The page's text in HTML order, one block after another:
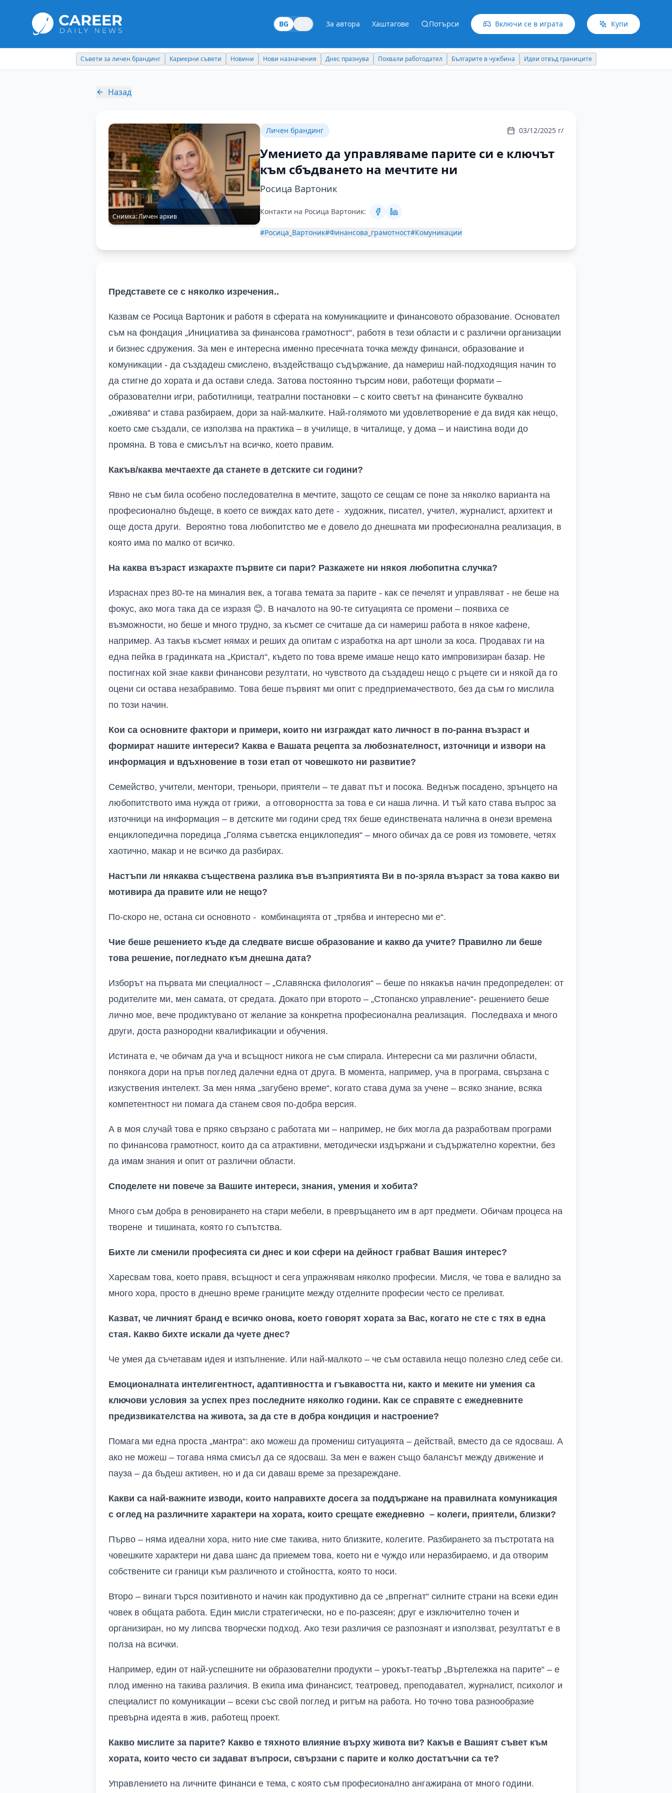
BG За автора Хаштагове Потърси Включи се в играта Купи
Съвети за личен брандинг Кариерни съвети Новини Нови назначения Днес празнува Похвали работодател Българите в чужбина Идеи отвъд границите
Назад
Снимка:Личен архив
Личен брандинг 03/12/2025 г/
Умението да управляваме парите си е ключът
към сбъдването на мечтите ни
Росица Вартоник
Контакти на Росица Вартоник:
#Росица_Вартоник#Финансова_грамотност#Комуникации
Представете се с няколко изречения..
Казвам се Росица Вартоник и работя в сферата на комуникациите и финансовото образование. Основател
съм на фондация „Инициатива за финансова грамотност“, работя в тези области и с различни организации
и бизнес сдружения. За мен е интересна именно пресечната точка между финанси, образование и
комуникации - да създадеш смислено, въздействащо съдържание, да намериш най-подходящия начин то
да стигне до хората и да остави следа. Затова постоянно търсим нови, работещи формати –
образователни игри, работилници, театрални постановки – с които светът на финансите буквално
„оживява“ и става разбираем, дори за най-малките. Най-голямото ми удовлетворение е да видя как нещо,
което сме създали, се използва на практика – в училище, в читалище, у дома – и наистина води до
промяна. В това е смисълът на всичко, което правим.
Какъв/каква мечтаехте да станете в детските си години?
Явно не съм била особено последователна в мечтите, защото се сещам се поне за няколко варианта на
професионално бъдеще, в което се виждах като дете - художник, писател, учител, журналист, архитект и
още доста други. Вероятно това любопитство ме е довело до днешната ми професионална реализация, в
която има по малко от всичко.
На каква възраст изкарахте първите си пари? Разкажете ни някоя любопитна случка?
Израснах през 80-те на миналия век, а тогава темата за парите - как се печелят и управляват - не беше на
фокус, ако мога така да се изразя 😊. В началото на 90-те ситуацията се промени – появиха се
възможности, но беше и много трудно, за късмет се считаше да си намериш работа в някое кафене,
например. Аз такъв късмет нямах и реших да опитам с изработка на арт шноли за коса. Продавах ги на
една пейка в градинката на „Кристал“, където по това време имаше нещо като импровизиран базар. Не
постигнах кой знае какви финансови резултати, но чувството да създадеш нещо с ръцете си и някой да го
оцени си остава незабравимо. Това беше първият ми опит с предприемачеството, без да съм го мислила
по този начин.
Кои са основните фактори и примери, които ни изграждат като личност в по-ранна възраст и
формират нашите интереси? Каква е Вашата рецепта за любознателност, източници и извори на
информация и вдъхновение в този етап от човешкото ни развитие?
Семейство, учители, ментори, треньори, приятели – те дават път и посока. Веднъж посадено, зрънцето на
любопитството има нужда от грижи, а отговорността за това е си наша лична. И тъй като става въпрос за
източници на информация – в детските ми години сред тях беше единствената налична в онези времена
енциклопедична поредица „Голяма съветска енциклопедия“ – много обичах да се ровя из томовете, четях
хаотично, макар и не всичко да разбирах.
Настъпи ли някаква съществена разлика във възприятията Ви в по-зряла възраст за това какво ви
мотивира да правите или не нещо?
По-скоро не, остана си основното - комбинацията от „трябва и интересно ми е“.
Чие беше решението къде да следвате висше образование и какво да учите? Правилно ли беше
това решение, погледнато към днешна дата?
Изборът на първата ми специалност – „Славянска филология“ – беше по някакъв начин предопределен: от
родителите ми, мен самата, от средата. Докато при второто – „Стопанско управление“- решението беше
лично мое, вече продиктувано от желание за конкретна професионална реализация. Последваха и много
други, доста разнородни квалификации и обучения.
Истината е, че обичам да уча и всъщност никога не съм спирала. Интересни са ми различни области,
понякога дори на пръв поглед далечни една от друга. В момента, например, уча в програма, свързана с
изкуствения интелект. За мен няма „загубено време“, когато става дума за учене – всяко знание, всяка
компетентност ни помага да станем своя по-добра версия.
А в моя случай това е пряко свързано с работата ми – например, не бих могла да разработвам програми
по финансова грамотност, които да са атрактивни, методически издържани и съдържателно коректни, без
да имам знания и опит от различни области.
Споделете ни повече за Вашите интереси, знания, умения и хобита?
Много съм добра в реновирането на стари мебели, в превръщането им в арт предмети. Обичам процеса на
творене и тишината, която го съпътства.
Бихте ли сменили професията си днес и кои сфери на дейност грабват Вашия интерес?
Харесвам това, което правя, всъщност и сега упражнявам няколко професии. Мисля, че това е валидно за
много хора, просто в днешно време границите между отделните професии често се преливат.
Казват, че личният бранд е всичко онова, което говорят хората за Вас, когато не сте с тях в една
стая. Какво бихте искали да чуете днес?
Че умея да съчетавам идея и изпълнение. Или най-малкото – че съм оставила нещо полезно след себе си.
Емоционалната интелигентност, адаптивността и гъвкавостта ни, както и меките ни умения са
ключови условия за успех през последните няколко години. Как се справяте с ежедневните
предизвикателства на живота, за да сте в добра кондиция и настроение?
Помага ми една проста „мантра“: ако можеш да промениш ситуацията – действай, вместо да се ядосваш. А
ако не можеш – тогава няма смисъл да се ядосваш. За мен е важен също балансът между движение и
пауза – да бъдеш активен, но и да си даваш време за презареждане.
Какви са най-важните изводи, които направихте досега за поддържане на правилната комуникация
с оглед на различните характери на хората, които срещате ежедневно – колеги, приятели, близки?
Първо – няма идеални хора, нито ние сме такива, нито близките, колегите. Разбирането за пъстротата на
човешките характери ни дава шанс да приемем това, което ни е чуждо или неразбираемо, и да отворим
собствените си граници към различното и стойността, която то носи.
Второ – винаги търся позитивното и начин как продуктивно да се „впрегнат“ силните страни на всеки един
човек в общата работа. Един мисли стратегически, но е по-разсеян; друг е изключително точен и
организиран, но му липсва творчески подход. Ако тези различия се разпознаят и използват, резултатът е в
полза на всички.
Например, един от най-успешните ни образователни продукти – урокът-театър „Въртележка на парите“ – е
плод именно на такива различия. В екипа има финансист, театровед, преподавател, журналист, психолог и
специалист по комуникации – всеки със свой поглед и ритъм на работа. Но точно това разнообразие
превърна идеята в жив, работещ проект.
Какво мислите за парите? Какво е тяхното влияние върху живота ви? Какъв е Вашият съвет към
хората, които често си задават въпроси, свързани с парите и колко достатъчни са те?
Управлението на личните финанси е тема, с която съм професионално ангажирана от много години.